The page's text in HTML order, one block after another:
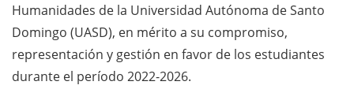
Humanidades de la Universidad Autónoma de Santo
Domingo (UASD), en mérito a su compromiso,
representación y gestión en favor de los estudiantes
durante el período 2022-2026.